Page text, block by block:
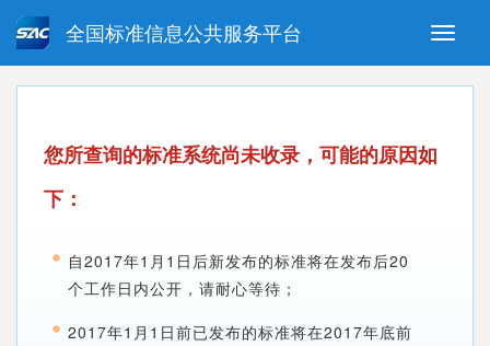
Toggle
全国标准信息公共服务平台
强制性国家标准 推荐性国家标准
指导性技术文件 (National standards in foreign
language version)
您所查询的标准系统尚未收录，可能的原因如
下：
自2017年1月1日后新发布的标准将在发布后20
个工作日内公开，请耐心等待；
2017年1月1日前已发布的标准将在2017年底前